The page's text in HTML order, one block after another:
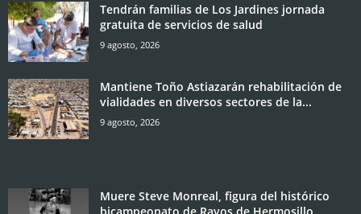
Tendrán familias de Los Jardines jornada
gratuita de servicios de salud
9 agosto, 2026
Mantiene Toño Astiazarán rehabilitación de
vialidades en diversos sectores de la...
9 agosto, 2026
Muere Steve Monreal, figura del histórico